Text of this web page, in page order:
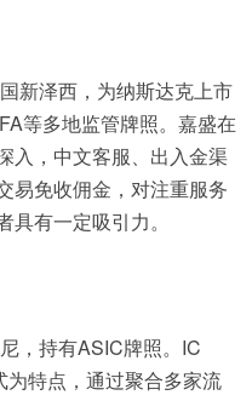
新泽西，为纳斯达克上市
等多地监管牌照。嘉盛在
入，中文客服、出入金渠
易免收佣金，对注重服务
有一定吸引力。
，持有ASIC牌照。IC
特点，通过聚合多家流